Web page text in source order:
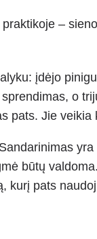
įdėjo
o
pats. Jie
būtų
kurį pats